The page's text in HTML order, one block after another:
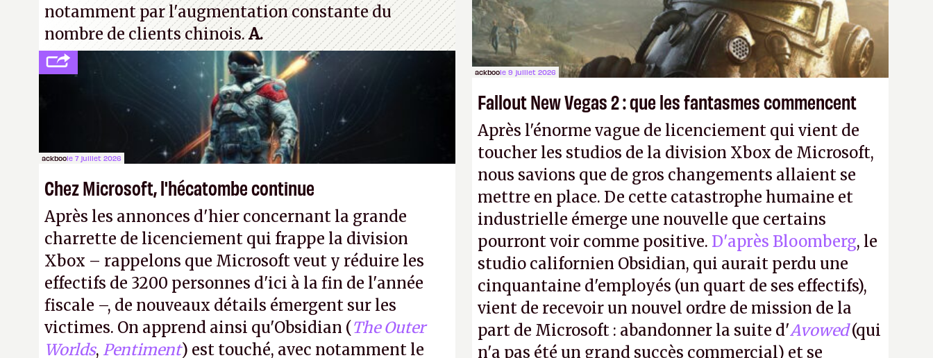
notamment par l'augmentation constante du
nombre de clients chinois.A.
ackboole 9 juillet 2026
Fallout New Vegas 2 : que les fantasmes commencent
Après l'énorme vague de licenciement qui vient de
toucher les studios de la division Xbox de Microsoft,
nous savions que de gros changements allaient se
mettre en place. De cette catastrophe humaine et
industrielle émerge une nouvelle que certains
pourront voir comme positive. D'après Bloomberg, le
studio californien Obsidian, qui aurait perdu une
cinquantaine d'employés (un quart de ses effectifs),
vient de recevoir un nouvel ordre de mission de la
part de Microsoft : abandonner la suite d'Avowed(qui
n'a pas été un grand succès commercial) et se
ackboole 7 juillet 2026
Chez Microsoft, l'hécatombe continue
Après les annonces d'hier concernant la grande
charrette de licenciement qui frappe la division
Xbox – rappelons que Microsoft veut y réduire les
effectifs de 3200 personnes d'ici à la fin de l'année
fiscale –, de nouveaux détails émergent sur les
victimes. On apprend ainsi qu'Obsidian (The Outer
Worlds, Pentiment) est touché, avec notamment le